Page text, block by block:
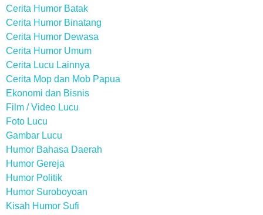
Cerita Humor Batak
Cerita Humor Binatang
Cerita Humor Dewasa
Cerita Humor Umum
Cerita Lucu Lainnya
Cerita Mop dan Mob Papua
Ekonomi dan Bisnis
Film / Video Lucu
Foto Lucu
Gambar Lucu
Humor Bahasa Daerah
Humor Gereja
Humor Politik
Humor Suroboyoan
Kisah Humor Sufi